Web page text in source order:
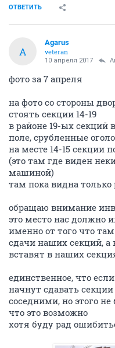
ОТВЕТИТЬ
A
Agarus
veteran
10 апреля 2017
фото за 7 апреля
на фото со стороны
стоять секции 14-19
в районе 19-ых секций
поле, срубленные
на месте 14-15 секции
(это там где виден
машиной)
там пока видна только
обращаю внимание
это место нас должно
именно от того что
сдачи наших секций, а
вставят в наших
единственное, что
начнут сдавать
соседними, но этого
что это возможно
хотя буду рад